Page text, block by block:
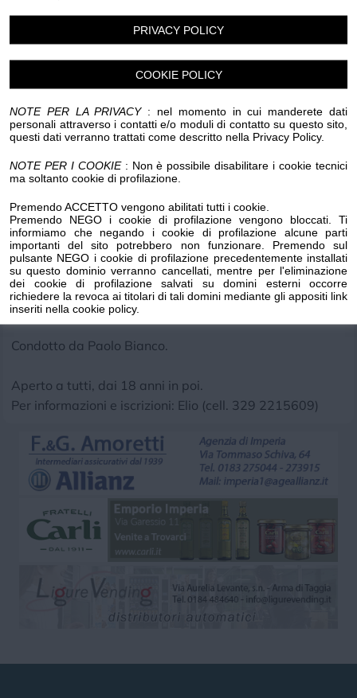
PRIVACY POLICY
COOKIE POLICY
NOTE PER LA PRIVACY: nel momento in cui manderete dati
personali attraverso i contatti e/o moduli di contatto su questo sito,
questi dati verranno trattati come descritto nella Privacy Policy.
NOTE PER I COOKIE: Non è possibile disabilitare i cookie tecnici
ma soltanto cookie di profilazione.
Premendo ACCETTO vengono abilitati tutti i cookie.
Premendo NEGO i cookie di profilazione vengono bloccati. Ti
informiamo che negando i cookie di profilazione alcune parti
importanti del sito potrebbero non funzionare. Premendo sul
pulsante NEGO i cookie di profilazione precedentemente installati
su questo dominio verranno cancellati, mentre per l'eliminazione
dei cookie di profilazione salvati su domini esterni occorre
richiedere la revoca ai titolari di tali domini mediante gli appositi link
inseriti nella cookie policy.
Luogo dell'evento su Google Maps
Condividi:
La Corrida
Solo per veri...dilettanti
Orario: 21:30
Molo delle Tartarughe
Ingresso Gratuito
In collaborazione con i bagni.
Condotto da Paolo Bianco.
Aperto a tutti, dai 18 anni in poi.
Per informazioni e iscrizioni: Elio (cell. 329 2215609)